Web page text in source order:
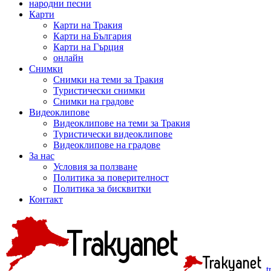
народни песни
Карти
Карти на Тракия
Карти на България
Карти на Гърция
онлайн
Снимки
Снимки на теми за Тракия
Туристически снимки
Снимки на градове
Видеоклипове
Видеоклипове на теми за Тракия
Туристически видеоклипове
Видеоклипове на градове
За нас
Условия за ползване
Политика за поверителност
Политика за бисквитки
Контакт